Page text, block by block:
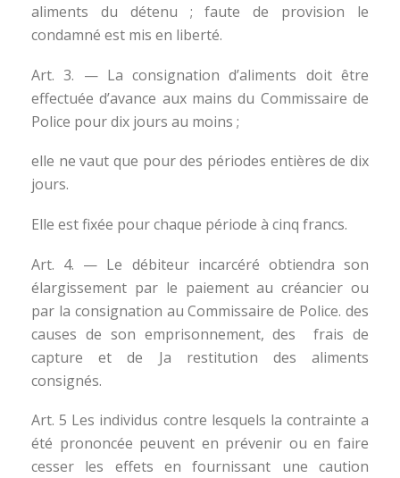
aliments du détenu ; faute de provision le
condamné est mis en liberté.
Art. 3. — La consignation d’aliments doit être
effectuée d’avance aux mains du Commissaire de
Police pour dix jours au moins ;
elle ne vaut que pour des périodes entières de dix
jours.
Elle est fixée pour chaque période à cinq francs.
Art. 4. — Le débiteur incarcéré obtiendra son
élargissement par le paiement au créancier ou
par la consignation au Commissaire de Police. des
causes de son emprisonnement, des frais de
capture et de Ja restitution des aliments
consignés.
Art. 5 Les individus contre lesquels la contrainte a
été prononcée peuvent en prévenir ou en faire
cesser les effets en fournissant une caution